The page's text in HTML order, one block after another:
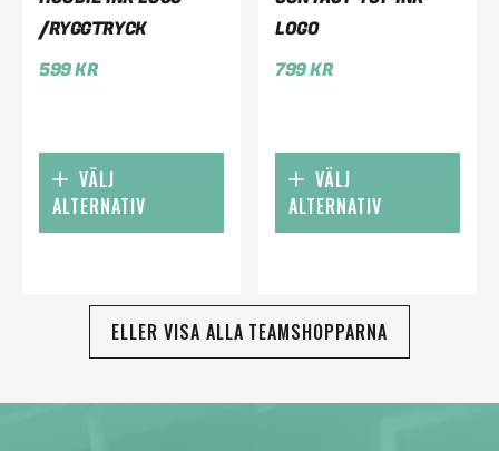
/RYGGTRYCK
599KR
VÄLJ
ALTERNATIV
LOGO
799KR
VÄLJ
ALTERNATIV
ELLER VISA ALLA TEAMSHOPPARNA